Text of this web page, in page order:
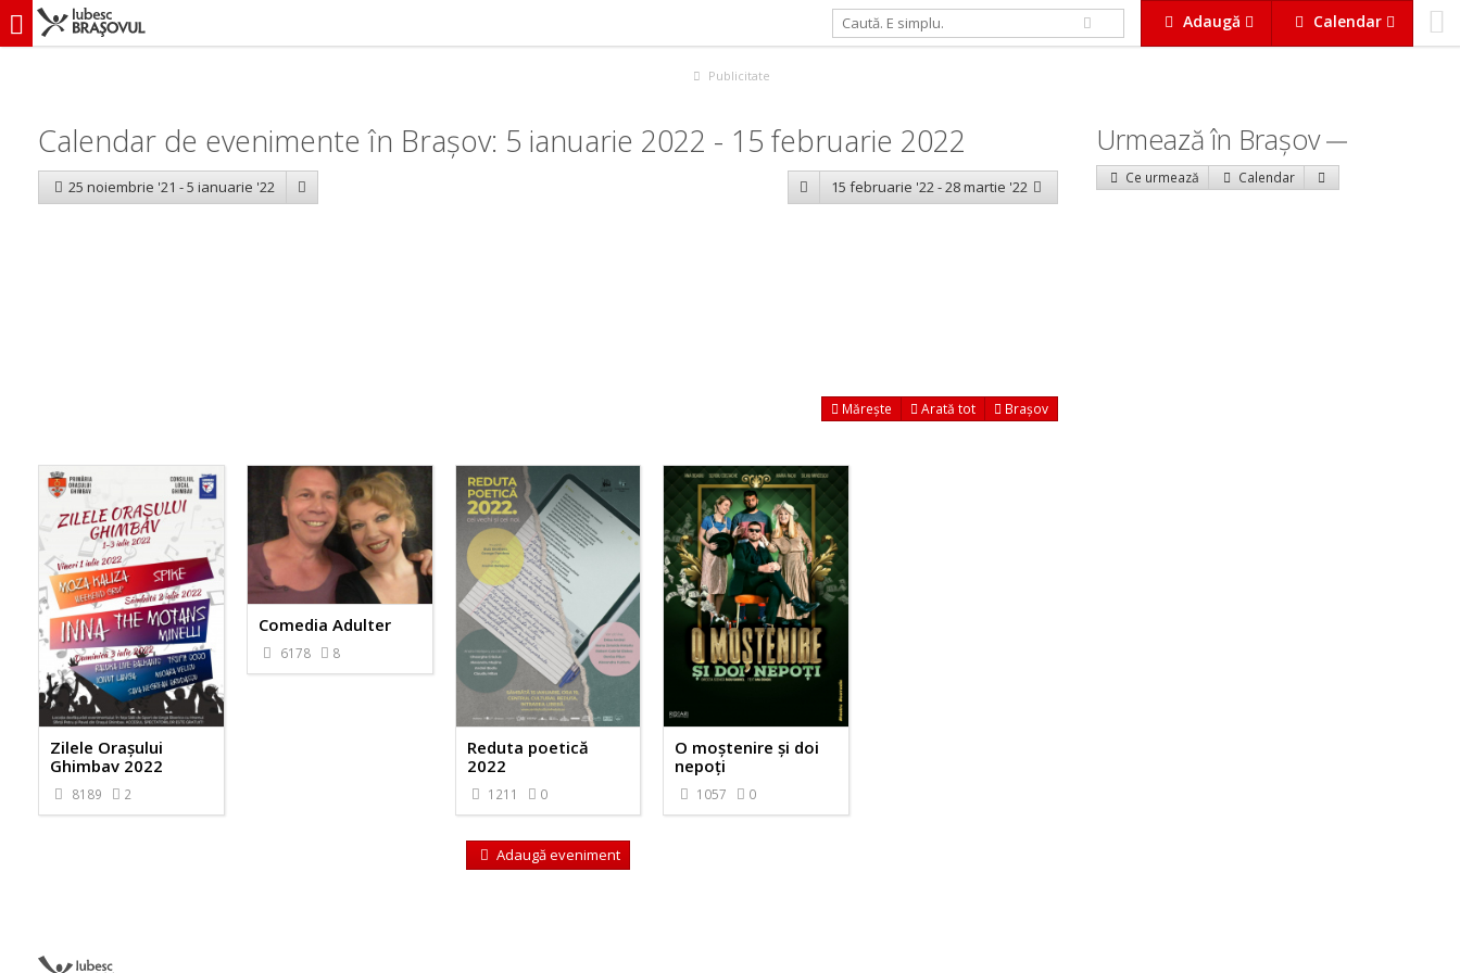
Adaugă Calendar
iubescbraşovul.ro
Publicitate
Calendar de evenimente în Brașov: 5 ianuarie 2022 - 15 februarie 2022
25 noiembrie '21 - 5 ianuarie '22 15 februarie '22 - 28 martie '22
Mărește Arată tot Brașov
Zilele Orașului
Ghimbav 2022
8189 2
Comedia Adulter
6178 8
Reduta poetică
2022
1211 0
O moștenire și doi
nepoți
1057 0
Adaugă eveniment
Urmează în Braşov
Ce urmează Calendar